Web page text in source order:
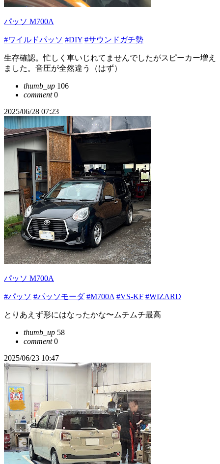
パッソ M700A
#ワイルドパッソ #DIY #サウンドガチ勢
生存確認。忙しく車いじれてませんでしたがスピーカー増え
ました。音圧が全然違う（はず）
thumb_up 106
comment0
2025/06/28 07:23
パッソ M700A
#パッソ #パッソモーダ #M700A #VS-KF #WIZARD
とりあえず形にはなったかな〜ムチムチ最高
thumb_up 58
comment0
2025/06/23 10:47